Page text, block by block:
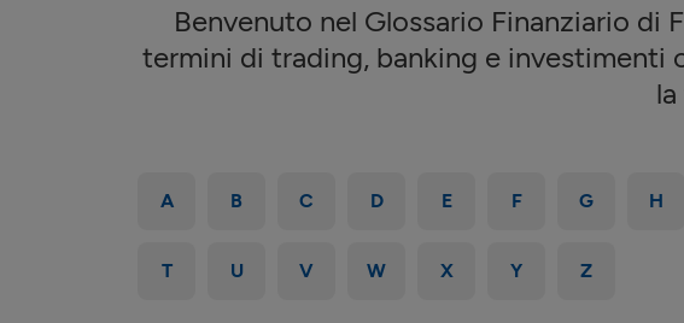
Benvenuto nel Glossario Finanziario
termini di trading, banking e investimenti
A B C D E F G H
T U V W X Y Z